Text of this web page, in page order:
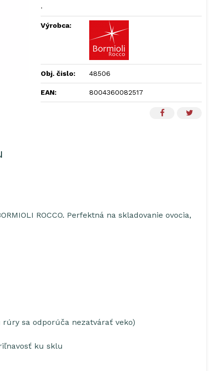
.
Výrobca:
Obj. čislo: 48506
EAN: 8004360082517
ROCCO. Perfektná na skladovanie ovocia,
sa odporúča nezatvárať veko)
ku sklu